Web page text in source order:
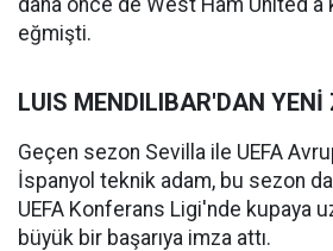
daha önce de West Ham United'a
eğmişti.
LUIS MENDILIBAR'DAN YENİ
Geçen sezon Sevilla ile UEFA
İspanyol teknik adam, bu sezon
UEFA Konferans Ligi'nde kupaya
büyük bir başarıya imza attı.